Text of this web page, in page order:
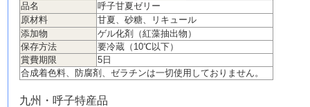
品名
呼子甘夏ゼリー
原材料
甘夏、砂糖、リキュール
添加物
ゲル化剤（紅藻抽出物）
保存方法
要冷蔵（10℃以下）
賞費期限
5日
合成着色料、防腐剤、ゼラチンは一切使用しておりません。
九州・呼子特産品